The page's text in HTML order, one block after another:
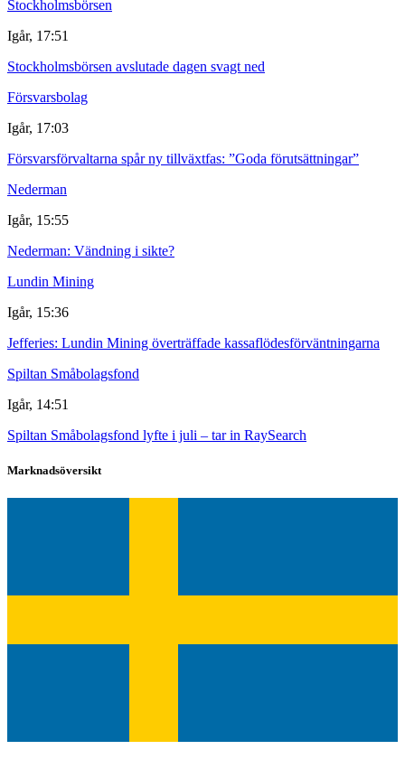
Stockholmsbörsen
Igår, 17:51
Stockholmsbörsen avslutade dagen svagt ned
Försvarsbolag
Igår, 17:03
Försvarsförvaltarna spår ny tillväxtfas: ”Goda förutsättningar”
Nederman
Igår, 15:55
Nederman: Vändning i sikte?
Lundin Mining
Igår, 15:36
Jefferies: Lundin Mining överträffade kassaflödesförväntningarna
Spiltan Småbolagsfond
Igår, 14:51
Spiltan Småbolagsfond lyfte i juli – tar in RaySearch
Marknadsöversikt